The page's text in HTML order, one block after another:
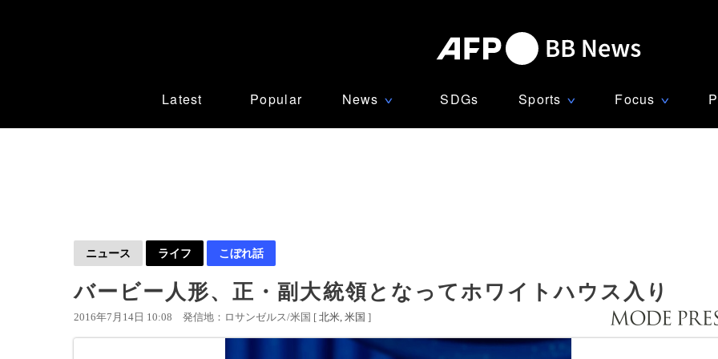
Latest Popular News ∨ SDGs Sports ∨ Focus ∨
ニュース ライフ こぼれ話
バービー人形、正・副大統領となってホワイトハウス入り
2016年7月14日 10:08 発信地：ロサンゼルス/米国 [ 北米 米国 ]